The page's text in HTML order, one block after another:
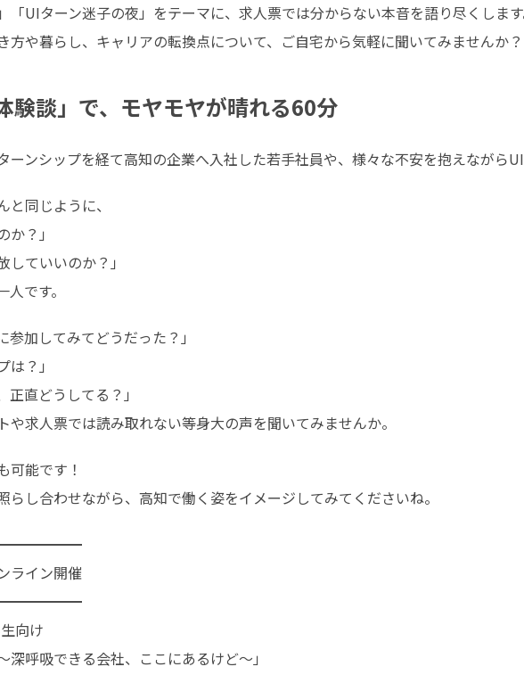
「UIターン迷子の夜」をテーマに、求人票では分からない本音を語り尽くします
方や暮らし、キャリアの転換点について、ご自宅から気軽に聞いてみませんか？
験談」で、モヤモヤが晴れる60分
ーンシップを経て高知の企業へ入社した若手社員や、様々な不安を抱えながらUI
同じように、
か？」
していいのか？」
です。
参加してみてどうだった？」
は？」
正直どうしてる？」
や求人票では読み取れない等身大の声を聞いてみませんか。
可能です！
らし合わせながら、高知で働く姿をイメージしてみてくださいね。
ライン開催
向け
深呼吸できる会社、ここにあるけど〜」